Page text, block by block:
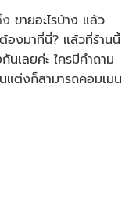
ง ขายอะไรบ้าง แล้ว
องมาที่นี่? แล้วที่ร้านนี้
นเลยค่ะ ใครมีคำถาม
แต่งก็สามารถคอมเมน